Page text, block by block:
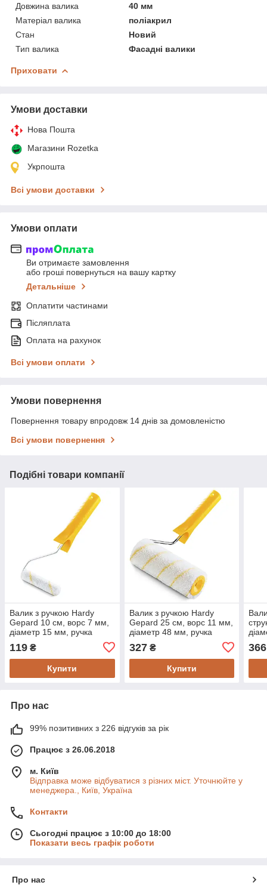
Довжина валика
40 мм
Матеріал валика
поліакрил
Стан
Новий
Тип валика
Фасадні валики
Приховати
Умови доставки
Нова Пошта
Магазини Rozetka
Укрпошта
Всі умови доставки
Умови оплати
Ви отримаєте замовлення
або гроші повернуться на вашу картку
Детальніше
Оплатити частинами
Післяплата
Оплата на рахунок
Всі умови оплати
Умови повернення
Повернення товару впродовж 14 днів за домовленістю
Всі умови повернення
Подібні товари компанії
Валик з ручкою Hardy
Gepard 10 см, ворс 7 мм,
діаметр 15 мм, ручка
119 ₴
Купити
Валик з ручкою Hardy
Gepard 25 см, ворс 11 мм,
діаметр 48 мм, ручка
327₴
Купити
366
Про нас
99% позитивних з 226 відгуків за рік
Працює з 26.06.2018
м. Київ
Відправка може відбуватися з різних міст. Уточнюйте у
менеджера., Київ, Україна
Контакти
Сьогодні працює з 10:00 до 18:00
Показати весь графік роботи
Про нас